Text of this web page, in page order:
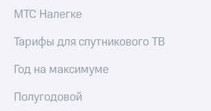
Здоровье
от МТС
Акции
Инвестиции
Получайте
онлайн
Страхование
МТС Налегке
Тарифы для спутникового ТВ
Год на максимуме
Полугодовой